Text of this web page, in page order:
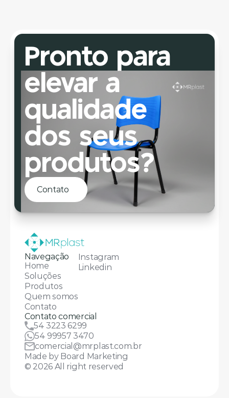
Pronto para
elevar a
qualidade
dos seus
produtos?
Contato
Navegação
Home
Soluções
Produtos
Quem somos
Contato
Instagram
Linkedin
Contato comercial
54 3223 6299
54 99957 3470
comercial@mrplast.com.br
© 2026 All right reserved
Made by Board Marketing